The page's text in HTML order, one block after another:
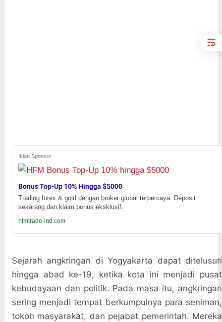
Iklan Sponsor
Bonus Top-Up 10% Hingga $5000
Trading forex & gold dengan broker global terpercaya. Deposit
sekarang dan klaim bonus eksklusif.
hfmtrade-ind.com
Sejarah angkringan di Yogyakarta dapat ditelusuri
hingga abad ke-19, ketika kota ini menjadi pusat
kebudayaan dan politik. Pada masa itu, angkringan
sering menjadi tempat berkumpulnya para seniman,
tokoh masyarakat, dan pejabat pemerintah. Mereka